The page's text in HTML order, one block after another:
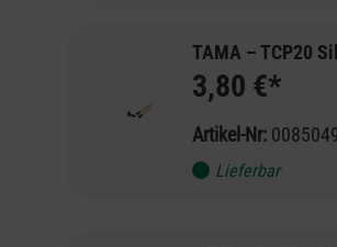
TAMA – TCP20
3,80 €*
Artikel-Nr:
Lieferbar